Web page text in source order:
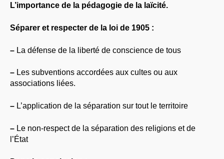
L’importance de la pédagogie de la laïcité.
Séparer et respecter de la loi de 1905 :
– La défense de la liberté de conscience de tous
– Les subventions accordées aux cultes ou aux
associations liées.
– L’application de la séparation sur tout le territoire
– Le non-respect de la séparation des religions et de
l’État